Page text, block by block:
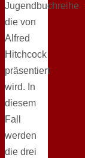
Jugendbuchreihe
die von
Alfred
Hitchcock
präsentiert
wird. In
diesem
Fall
werden
die drei